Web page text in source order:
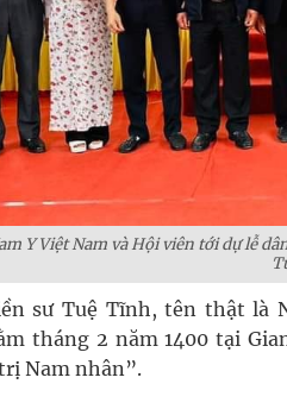
Y Việt Nam và Hội viên tới dự lễ
sư Tuệ Tĩnh, tên thật là
tháng 2 năm 1400 tại
Nam nhân”.